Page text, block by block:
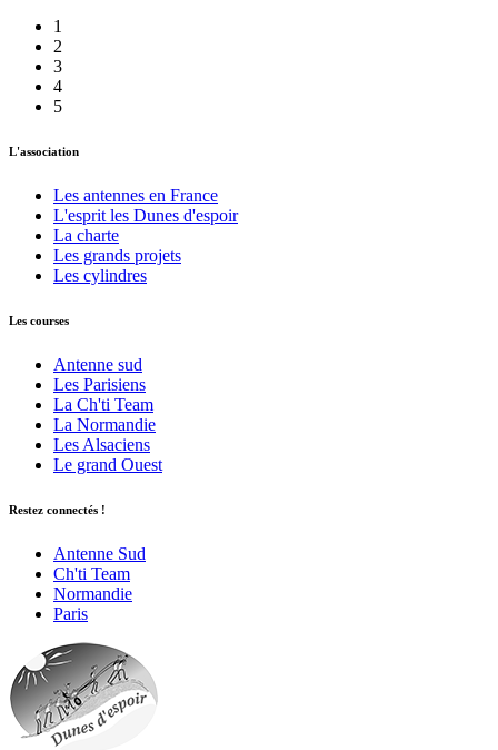
1
2
3
4
5
L'association
Les antennes en France
L'esprit les Dunes d'espoir
La charte
Les grands projets
Les cylindres
Les courses
Antenne sud
Les Parisiens
La Ch'ti Team
La Normandie
Les Alsaciens
Le grand Ouest
Restez connectés !
Antenne Sud
Ch'ti Team
Normandie
Paris